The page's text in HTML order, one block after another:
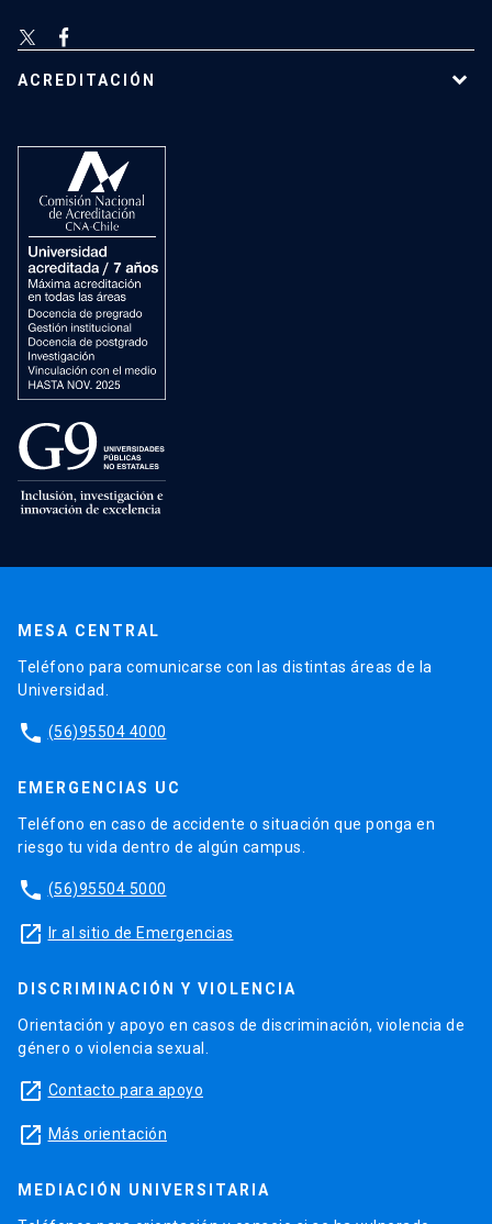
ACREDITACIÓN
MESA CENTRAL
Teléfono para comunicarse con las distintas áreas de la
Universidad.
phone (56)95504 4000
EMERGENCIAS UC
Teléfono en caso de accidente o situación que ponga en
riesgo tu vida dentro de algún campus.
phone (56)95504 5000
launch Ir al sitio de Emergencias
DISCRIMINACIÓN Y VIOLENCIA
Orientación y apoyo en casos de discriminación, violencia de
género o violencia sexual.
launch Contacto para apoyo
launch Más orientación
MEDIACIÓN UNIVERSITARIA